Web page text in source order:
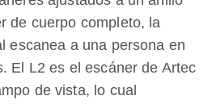
de cuerpo completo, la
escanea a una persona en
El L2 es el escáner de Artec
de vista, lo cual